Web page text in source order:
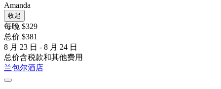
Amanda
收起
每晚 $329
总价 $381
8 月 23 日 - 8 月 24 日
总价含税款和其他费用
兰包尔酒店